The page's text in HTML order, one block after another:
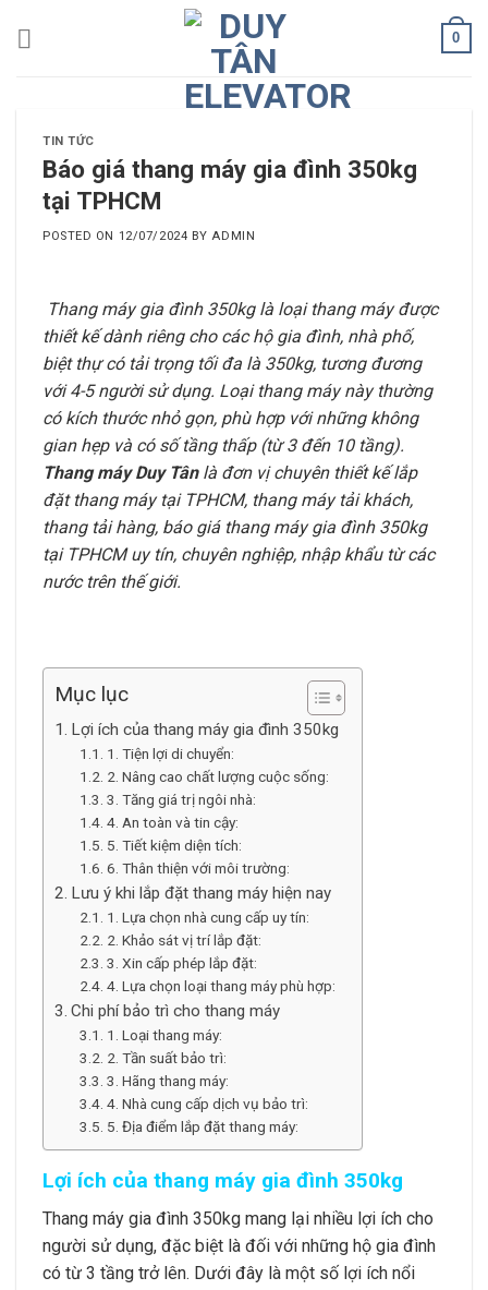
0
TIN TỨC
Báo giá thang máy gia đình 350kg
tại TPHCM
POSTED ON 12/07/2024 BYADMIN
Thang máy gia đình 350kg là loại thang máy được
thiết kế dành riêng cho các hộ gia đình, nhà phố,
biệt thự có tải trọng tối đa là 350kg, tương đương
với 4-5 người sử dụng. Loại thang máy này thường
có kích thước nhỏ gọn, phù hợp với những không
gian hẹp và có số tầng thấp (từ 3 đến 10 tầng).
Thang máy Duy Tânlà đơn vị chuyên thiết kế lắp
đặt thang máy tại TPHCM, thang máy tải khách,
thang tải hàng, báo giá thang máy gia đình 350kg
tại TPHCM uy tín, chuyên nghiệp, nhập khẩu từ các
nước trên thế giới.
Mục lục
Lợi ích của thang máy gia đình 350kg
1. Tiện lợi di chuyển:
2. Nâng cao chất lượng cuộc sống:
3. Tăng giá trị ngôi nhà:
4. An toàn và tin cậy:
5. Tiết kiệm diện tích:
6. Thân thiện với môi trường:
Lưu ý khi lắp đặt thang máy hiện nay
1. Lựa chọn nhà cung cấp uy tín:
2. Khảo sát vị trí lắp đặt:
3. Xin cấp phép lắp đặt:
4. Lựa chọn loại thang máy phù hợp:
Chi phí bảo trì cho thang máy
1. Loại thang máy:
2. Tần suất bảo trì:
3. Hãng thang máy:
4. Nhà cung cấp dịch vụ bảo trì:
5. Địa điểm lắp đặt thang máy:
Lợi ích của thang máy gia đình 350kg
Thang máy gia đình 350kg mang lại nhiều lợi ích cho
người sử dụng, đặc biệt là đối với những hộ gia đình
có từ 3 tầng trở lên. Dưới đây là một số lợi ích nổi